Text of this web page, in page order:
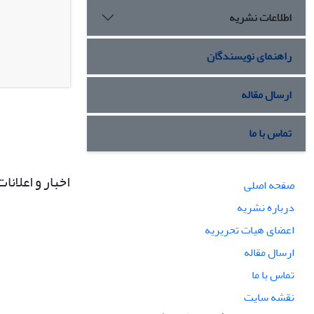
اطلاعات نشریه
راهنمای نویسندگان
ارسال مقاله
تماس با ما
صفحه اصلی
درباره نشریه
اعضای هیات تحریریه
ارسال مقاله
تماس با ما
نقشه سایت
اخبار و